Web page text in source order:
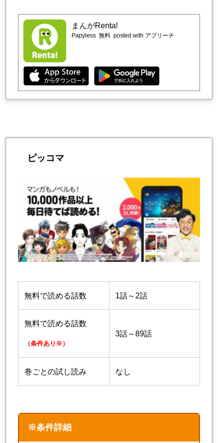
まんがRenta!
Papyless 無料 posted with アプリーチ
ピッコマ
無料で読める話数 1話～2話
無料で読める話数
（条件あり※）
3話～89話
巻ごとの試し読み なし
※条件詳細